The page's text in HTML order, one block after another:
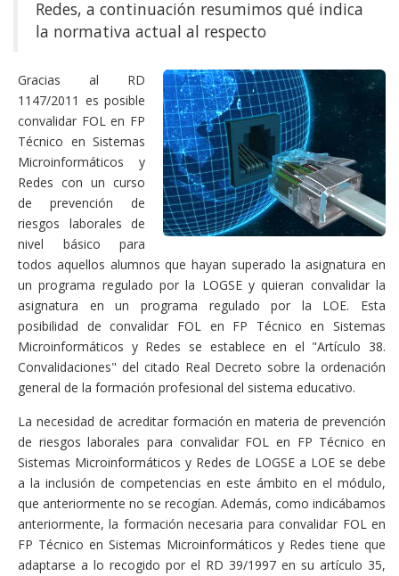
Redes, a continuación resumimos qué indica
la normativa actual al respecto
Gracias al RD
1147/2011 es posible
convalidar FOL en FP
Técnico en Sistemas
Microinformáticos y
Redes con un curso
de prevención de
riesgos laborales de
nivel básico para
todos aquellos alumnos que hayan superado la asignatura en
un programa regulado por la LOGSE y quieran convalidar la
asignatura en un programa regulado por la LOE. Esta
posibilidad de convalidar FOL en FP Técnico en Sistemas
Microinformáticos y Redes se establece en el "Artículo 38.
Convalidaciones" del citado Real Decreto sobre la ordenación
general de la formación profesional del sistema educativo.
La necesidad de acreditar formación en materia de prevención
de riesgos laborales para convalidar FOL en FP Técnico en
Sistemas Microinformáticos y Redes de LOGSE a LOE se debe
a la inclusión de competencias en este ámbito en el módulo,
que anteriormente no se recogían. Además, como indicábamos
anteriormente, la formación necesaria para convalidar FOL en
FP Técnico en Sistemas Microinformáticos y Redes tiene que
adaptarse a lo recogido por el RD 39/1997 en su artículo 35,